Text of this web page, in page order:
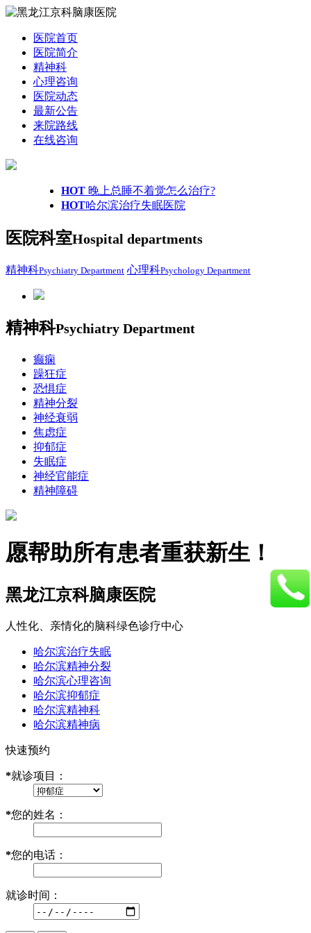
医院首页
医院简介
精神科
心理咨询
医院动态
最新公告
来院路线
在线咨询
HOT 晚上总睡不着觉怎么治疗?
HOT哈尔滨治疗失眠医院
医院科室Hospital departments
精神科Psychiatry Department 心理科Psychology Department
精神科Psychiatry Department
癫痫
躁狂症
恐惧症
精神分裂
神经衰弱
焦虑症
抑郁症
失眠症
神经官能症
精神障碍
愿帮助所有患者重获新生！
黑龙江京科脑康医院
人性化、亲情化的脑科绿色诊疗中心
哈尔滨治疗失眠
哈尔滨精神分裂
哈尔滨心理咨询
哈尔滨抑郁症
哈尔滨精神科
哈尔滨精神病
快速预约
*就诊项目：
*您的姓名：
*您的电话：
就诊时间：